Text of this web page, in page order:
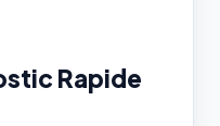
Rapide